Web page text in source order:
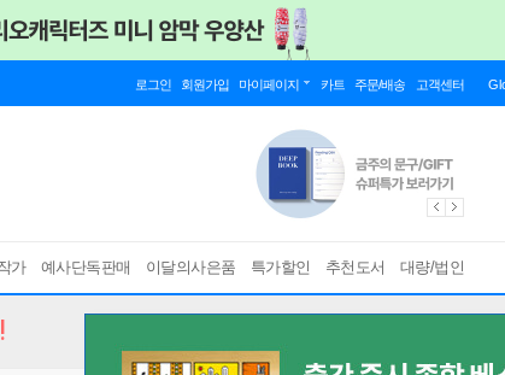
로그인 회원가입 마이페이지 카트 주문/배송 고객센터
가 예사단독판매 이달의사은품 특가할인 추천도서 대량/법인